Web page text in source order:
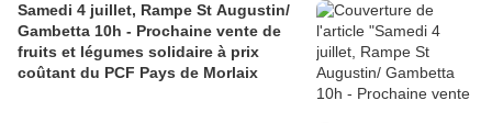
Samedi 4 juillet, Rampe St Augustin/
Gambetta 10h - Prochaine vente de
fruits et légumes solidaire à prix
coûtant du PCF Pays de Morlaix